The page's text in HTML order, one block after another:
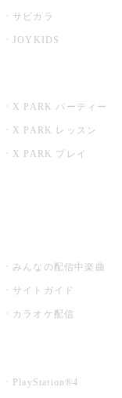
サビカラ
JOYKIDS
X PARK パーティー
X PARK レッスン
X PARK プレイ
みんなの配信中楽曲
サイトガイド
カラオケ配信
PlayStation®4